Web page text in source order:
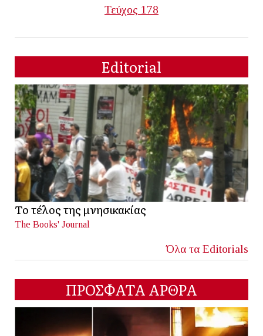
Τεύχος 178
Editorial
Το τέλος της μνησικακίας
The Books' Journal
Όλα τα Editorials
ΠΡΟΣΦΑΤΑ ΑΡΘΡΑ